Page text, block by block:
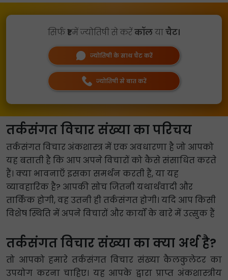
तर्कसंगत विचार संख्या का परिचय
तर्कसंगत विचार अंकशास्त्र में एक अवधारणा है जो आपको
यह बताती है कि आप अपने विचारों को कैसे संसाधित करते
हैं। क्या भावनाएँ इसका समर्थन करती हैं, या यह
व्यावहारिक है? आपकी सोच जितनी यथार्थवादी और
तार्किक होगी, वह उतनी ही तर्कसंगत होगी। यदि आप किसी
विशेष स्थिति में अपने विचारों और कार्यों के बारे में उत्सुक हैं
सिर्फ₹1में ज्योतिषी से करेंकॉलयाचैट।
ज्योतिषी के साथ चैट करें
ज्योतिषी से बात करें
तर्कसंगत विचार संख्या का क्या अर्थ है?
तो आपको हमारे तर्कसंगत विचार संख्या कैलकुलेटर का
उपयोग करना चाहिए। यह आपके द्वारा प्राप्त अंकशास्त्रीय